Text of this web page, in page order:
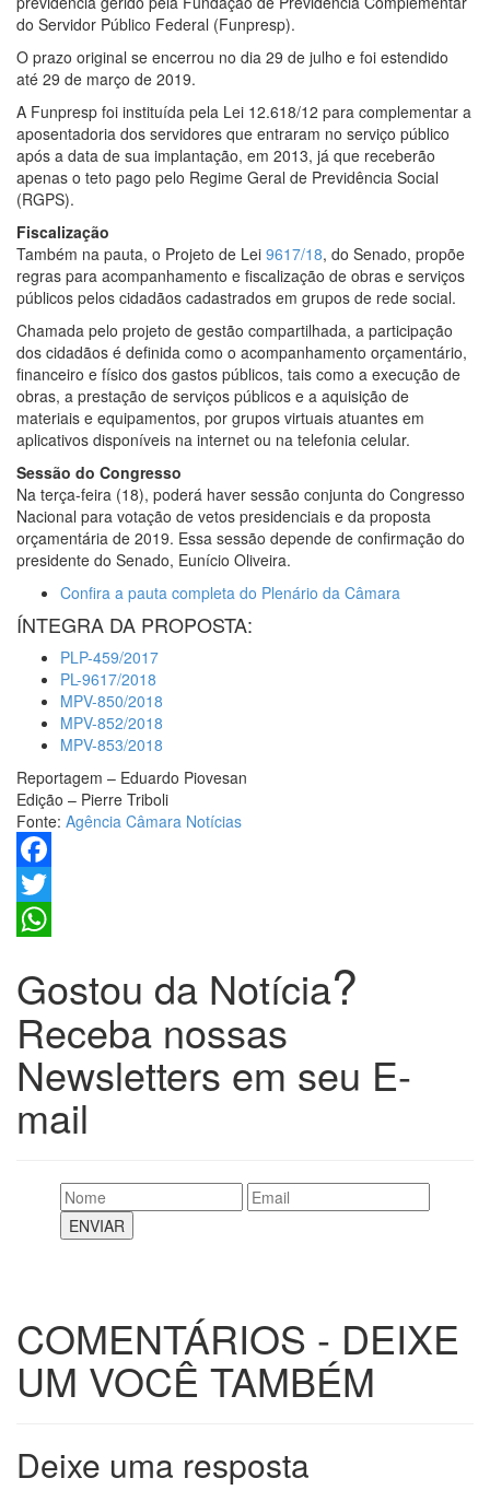
do Servidor Público Federal (Funpresp).
O prazo original se encerrou no dia 29 de julho e foi estendido
até 29 de março de 2019.
A Funpresp foi instituída pela Lei 12.618/12 para complementar a
aposentadoria dos servidores que entraram no serviço público
após a data de sua implantação, em 2013, já que receberão
apenas o teto pago pelo Regime Geral de Previdência Social
(RGPS).
Fiscalização
Também na pauta, o Projeto de Lei 9617/18, do Senado, propõe
regras para acompanhamento e fiscalização de obras e serviços
públicos pelos cidadãos cadastrados em grupos de rede social.
Chamada pelo projeto de gestão compartilhada, a participação
dos cidadãos é definida como o acompanhamento orçamentário,
financeiro e físico dos gastos públicos, tais como a execução de
obras, a prestação de serviços públicos e a aquisição de
materiais e equipamentos, por grupos virtuais atuantes em
aplicativos disponíveis na internet ou na telefonia celular.
Sessão do Congresso
Na terça-feira (18), poderá haver sessão conjunta do Congresso
Nacional para votação de vetos presidenciais e da proposta
orçamentária de 2019. Essa sessão depende de confirmação do
presidente do Senado, Eunício Oliveira.
Confira a pauta completa do Plenário da Câmara
ÍNTEGRA DA PROPOSTA:
PLP-459/2017
PL-9617/2018
MPV-850/2018
MPV-852/2018
MPV-853/2018
Reportagem – Eduardo Piovesan
Edição – Pierre Triboli
Fonte: Agência Câmara Notícias
Facebook
Twitter
Gostou da Notícia?
Receba nossas
Newsletters em seu E-
mail
COMENTÁRIOS - DEIXE
UM VOCÊ TAMBÉM
Deixe uma resposta